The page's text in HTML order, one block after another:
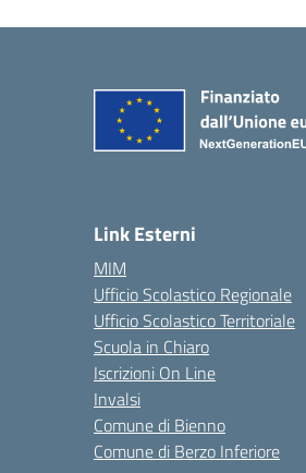
Link Esterni
MIM
Ufficio Scolastico Regionale
Ufficio Scolastico Territoriale
Scuola in Chiaro
Iscrizioni On Line
Invalsi
Comune di Bienno
Comune di Berzo Inferiore